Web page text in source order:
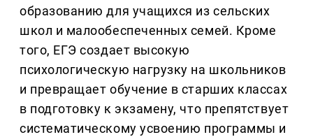
образованию для учащихся из сельских
школ и малообеспеченных семей. Кроме
того, ЕГЭ создает высокую
психологическую нагрузку на школьников
и превращает обучение в старших классах
в подготовку к экзамену, что препятствует
систематическому усвоению программы и